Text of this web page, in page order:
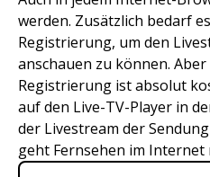
werden. Zusätzlich bedarf
Registrierung, um den
anschauen zu können.
Registrierung ist absolut
auf den Live-TV-Player in
der Livestream der
geht Fernsehen im Internet